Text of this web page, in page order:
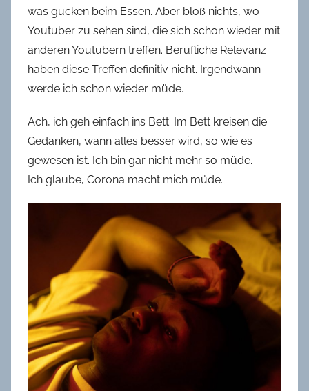
was gucken beim Essen. Aber bloß nichts, wo
Youtuber zu sehen sind, die sich schon wieder mit
anderen Youtubern treffen. Berufliche Relevanz
haben diese Treffen definitiv nicht. Irgendwann
werde ich schon wieder müde.
Ach, ich geh einfach ins Bett. Im Bett kreisen die
Gedanken, wann alles besser wird, so wie es
gewesen ist. Ich bin gar nicht mehr so müde.
Ich glaube, Corona macht mich müde.